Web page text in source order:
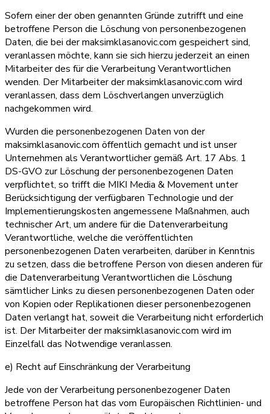
Sofern einer der oben genannten Gründe zutrifft und eine
betroffene Person die Löschung von personenbezogenen
Daten, die bei der maksimklasanovic.com gespeichert sind,
veranlassen möchte, kann sie sich hierzu jederzeit an einen
Mitarbeiter des für die Verarbeitung Verantwortlichen
wenden. Der Mitarbeiter der maksimklasanovic.com wird
veranlassen, dass dem Löschverlangen unverzüglich
nachgekommen wird.
Wurden die personenbezogenen Daten von der
maksimklasanovic.com öffentlich gemacht und ist unser
Unternehmen als Verantwortlicher gemäß Art. 17 Abs. 1
DS-GVO zur Löschung der personenbezogenen Daten
verpflichtet, so trifft die MIKI Media & Movement unter
Berücksichtigung der verfügbaren Technologie und der
Implementierungskosten angemessene Maßnahmen, auch
technischer Art, um andere für die Datenverarbeitung
Verantwortliche, welche die veröffentlichten
personenbezogenen Daten verarbeiten, darüber in Kenntnis
zu setzen, dass die betroffene Person von diesen anderen für
die Datenverarbeitung Verantwortlichen die Löschung
sämtlicher Links zu diesen personenbezogenen Daten oder
von Kopien oder Replikationen dieser personenbezogenen
Daten verlangt hat, soweit die Verarbeitung nicht erforderlich
ist. Der Mitarbeiter der maksimklasanovic.com wird im
Einzelfall das Notwendige veranlassen.
e) Recht auf Einschränkung der Verarbeitung
Jede von der Verarbeitung personenbezogener Daten
betroffene Person hat das vom Europäischen Richtlinien- und